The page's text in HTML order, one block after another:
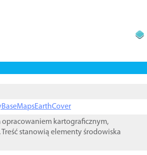
kartograficznym,
stanowią elementy środowiska